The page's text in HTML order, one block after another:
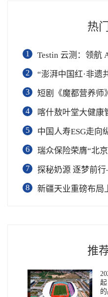
热门
1
Testin 云测：领航 AI 测试跃
2
“澎湃中国红·非遗共此
3
短剧《魔都营养师》在沪开机，
4
喀什敖叶堂大健康管
5
中国人寿ESG走向纵深 一家
6
瑞众保险荣膺“北京市丰
7
探秘奶源 逐梦前行——“伊心向阳”
8
新疆天业重磅布局上游资
推